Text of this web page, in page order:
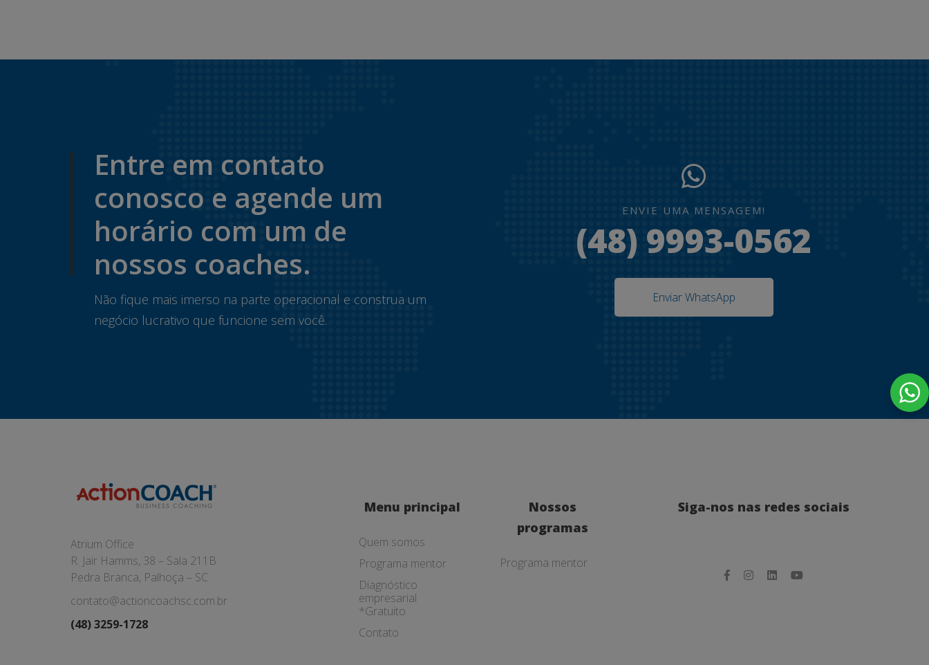
Entre em contato
conosco e agende um
horário com um de
nossos coaches.
Não fique mais imerso na parte operacional e construa um
negócio lucrativo que funcione sem você.
ENVIE UMA MENSAGEM!
(48) 9993-0562
Enviar WhatsApp
Atrium Office
R. Jair Hamms, 38 – Sala 211B
Pedra Branca, Palhoça – SC
contato@actioncoachsc.com.br
(48) 3259-1728
Menu principal
Quem somos
Programa mentor
Diagnóstico
empresarial
*Gratuito
Contato
Nossos
programas
Programa mentor
Siga-nos nas redes sociais